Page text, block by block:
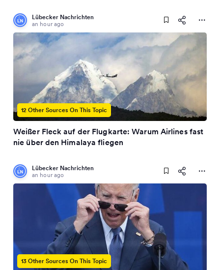
Lübecker Nachrichten
an hour ago
12 Other Sources On This Topic
Weißer Fleck auf der Flugkarte: Warum Airlines fast
nie über den Himalaya fliegen
Lübecker Nachrichten
an hour ago
13 Other Sources On This Topic